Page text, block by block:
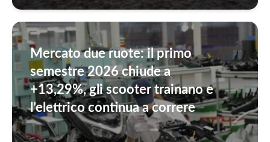
Mercato due ruote: il primo
semestre 2026 chiude a
+13,29%, gli scooter trainano e
l’elettrico continua a correre